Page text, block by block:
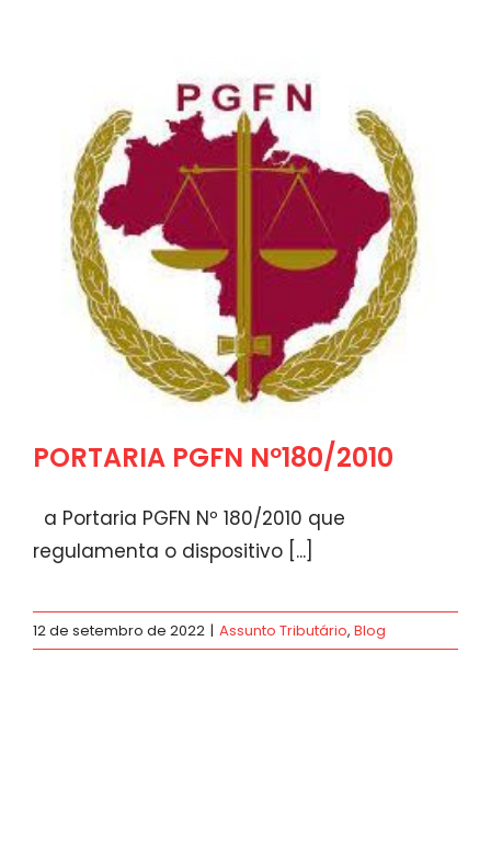
PORTARIA PGFN Nº180/2010
a Portaria PGFN Nº 180/2010 que
regulamenta o dispositivo [...]
12 de setembro de 2022 | Assunto Tributário, Blog